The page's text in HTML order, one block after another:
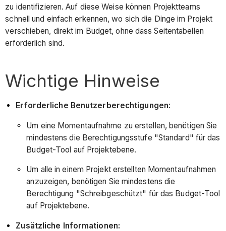
zu identifizieren. Auf diese Weise können Projektteams
schnell und einfach erkennen, wo sich die Dinge im Projekt
verschieben, direkt im Budget, ohne dass Seitentabellen
erforderlich sind.
Wichtige Hinweise
Erforderliche Benutzerberechtigungen:
Um eine Momentaufnahme zu erstellen, benötigen Sie
mindestens die Berechtigungsstufe "Standard" für das
Budget-Tool auf Projektebene.
Um alle in einem Projekt erstellten Momentaufnahmen
anzuzeigen, benötigen Sie mindestens die
Berechtigung "Schreibgeschützt" für das Budget-Tool
auf Projektebene.
Zusätzliche Informationen: